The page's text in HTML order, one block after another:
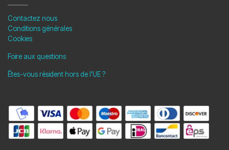
Contactez nous
Conditions générales
Cookies
Foire aux questions
Êtes-vous résident hors de l'UE ?